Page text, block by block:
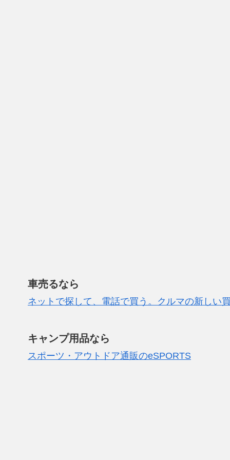
車売るなら
ネットで探して、電話で買う。クルマの新しい
キャンプ用品なら
スポーツ・アウトドア通販のeSPORTS